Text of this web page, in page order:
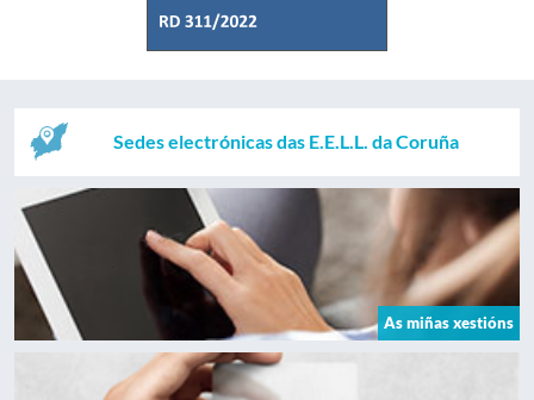
Sedes electrónicas das E.E.L.L. da Coruña
As miñas xestións